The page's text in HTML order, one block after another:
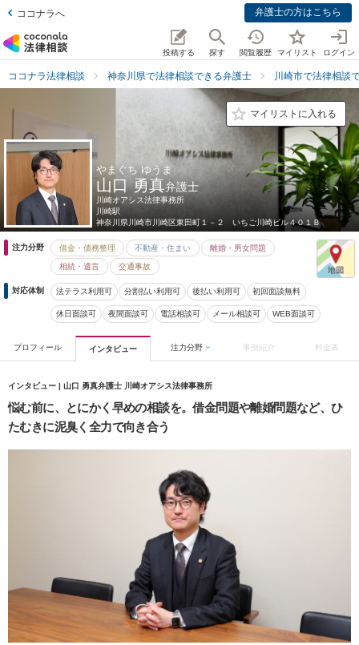
ココナラへ 弁護士の方はこちら
投稿する 探す 閲覧履歴 マイリスト ログイン
ココナラ法律相談 神奈川県で法律相談できる弁護士 川崎市で法律相談
マイリストに入れる
やまぐち ゆうま
山口 勇真弁護士
川崎オアシス法律事務所
川崎駅
神奈川県 川崎市川崎区東田町１－２ いちご川崎ビル４０１Ｂ
注力分野 借金・債務整理 不動産・住まい 離婚・男女問題
相続・遺言 交通事故
対応体制 法テラス利用可 分割払い利用可 後払い利用可 初回面談無料
休日面談可 夜間面談可 電話相談可 メール相談可 WEB面談可
プロフィール インタビュー 注力分野 事例紹介 料金表
インタビュー | 山口 勇真弁護士 川崎オアシス法律事務所
悩む前に、とにかく早めの相談を。借金問題や離婚問題など、ひ
たむきに泥臭く全力で向き合う